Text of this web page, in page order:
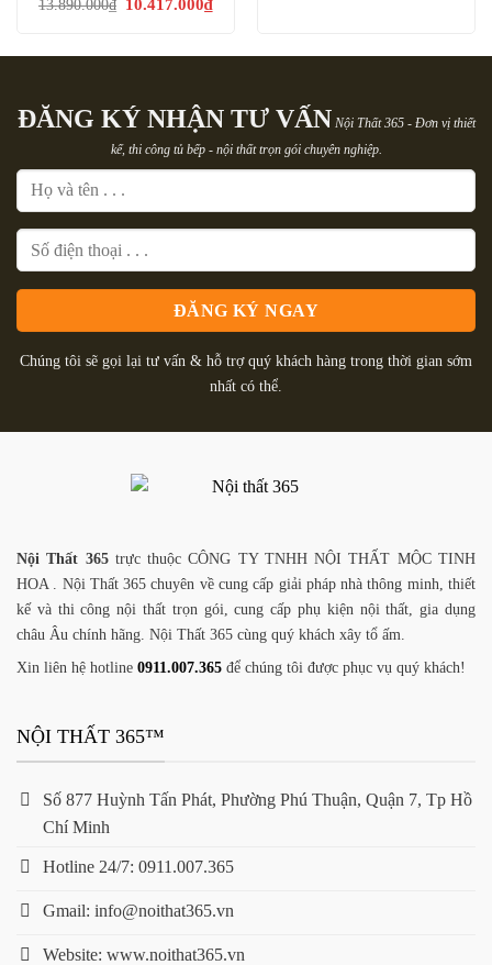
13.890.000₫ 10.417.000₫
hiện
10.417.000₫.
ĐĂNG KÝ NHẬN TƯ VẤN Nội Thất 365 - Đơn vị thiết
kế, thi công tủ bếp - nội thất trọn gói chuyên nghiệp.
Chúng tôi sẽ gọi lại tư vấn & hỗ trợ quý khách hàng trong thời gian sớm
nhất có thể.
Nội Thất 365trực thuộc CÔNG TY TNHH NỘI THẤT MỘC TINH
HOA . Nội Thất 365 chuyên về cung cấp giải pháp nhà thông minh, thiết
kế và thi công nội thất trọn gói, cung cấp phụ kiện nội thất, gia dụng
châu Âu chính hãng. Nội Thất 365 cùng quý khách xây tổ ấm.
Xin liên hệ hotline 0911.007.365 để chúng tôi được phục vụ quý khách!
NỘI THẤT 365™
Số 877 Huỳnh Tấn Phát, Phường Phú Thuận, Quận 7, Tp Hồ
Chí Minh
Hotline 24/7: 0911.007.365
Gmail: info@noithat365.vn
Website: www.noithat365.vn